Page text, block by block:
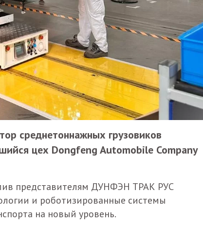
среднетоннажных грузовиков
цех Dongfeng Automobile Company
представителям ДУНФЭН ТРАК РУС
и роботизированные системы
на новый уровень.